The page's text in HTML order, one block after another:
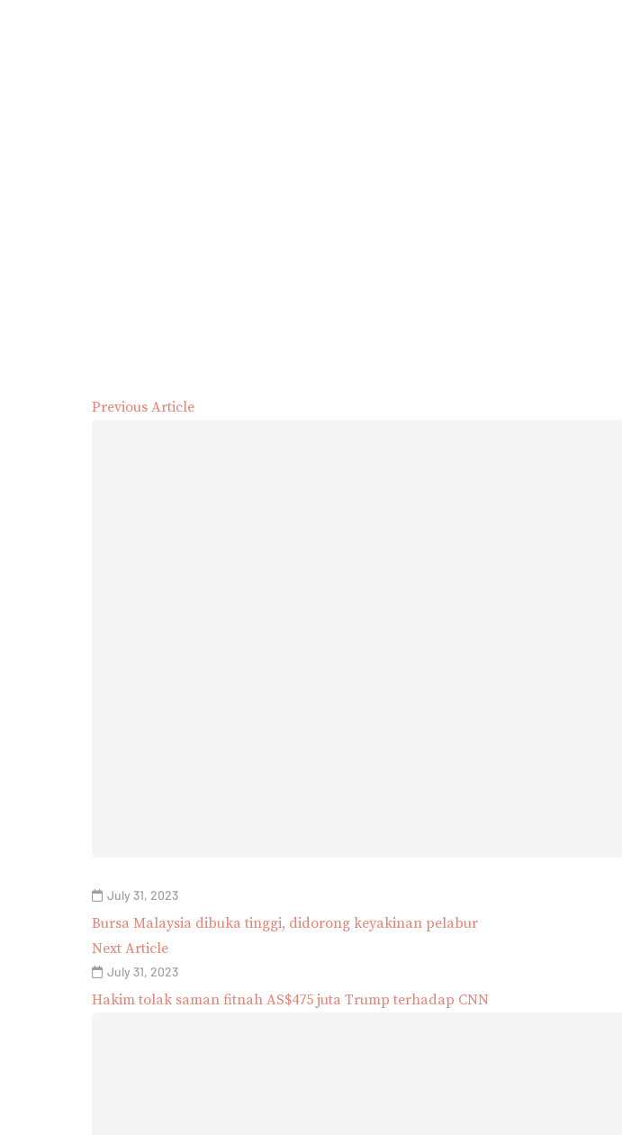
Previous Article
July 31, 2023
Bursa Malaysia dibuka tinggi, didorong keyakinan pelabur
Next Article
July 31, 2023
Hakim tolak saman fitnah AS$475 juta Trump terhadap CNN